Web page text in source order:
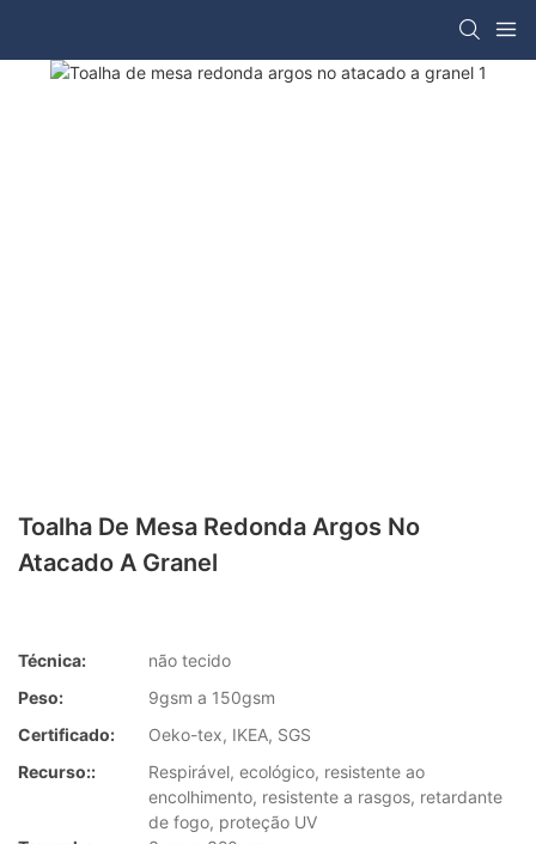
Toalha De Mesa Redonda Argos No
Atacado A Granel
Técnica:
não tecido
Peso:
9gsm a 150gsm
Certificado:
Oeko-tex, IKEA, SGS
Recurso::
Respirável, ecológico, resistente ao
encolhimento, resistente a rasgos, retardante
de fogo, proteção UV